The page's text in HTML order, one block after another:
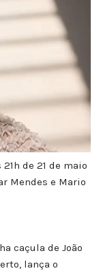
de 21 de maio
Mendes e Mario
caçula de João
lança o